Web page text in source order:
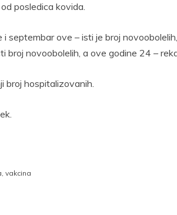
posledica kovida.
septembar ove – isti je broj
broj novoobolelih, a ove godine 24 –
broj hospitalizovanih.
, vakcina